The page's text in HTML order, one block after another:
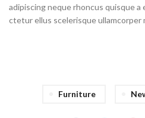
adipiscing neque rhoncus quisque
ctetur ellus scelerisque ullamcorper
Furniture